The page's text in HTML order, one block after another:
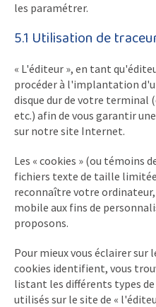
les paramétrer.
5.1 Utilisation de
« L'éditeur », en tant
procéder à l'implantation
disque dur de votre
etc.) afin de vous garantir
sur notre site Internet.
Les « cookies » (ou témoins
fichiers texte de taille
reconnaître votre
mobile aux fins de
proposons.
Pour mieux vous éclairer sur
cookies identifient, vous
listant les différents types
utilisés sur le site de «